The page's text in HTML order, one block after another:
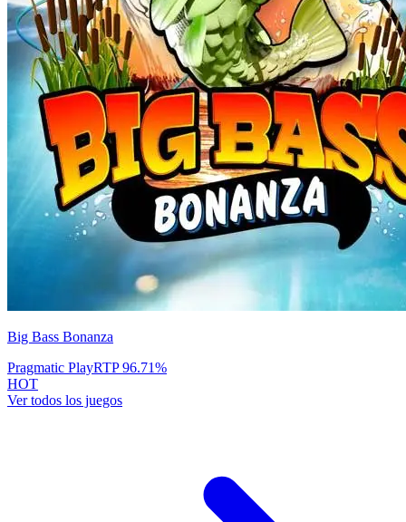
Big Bass Bonanza
Pragmatic PlayRTP96.71%
HOT
Ver todos los juegos